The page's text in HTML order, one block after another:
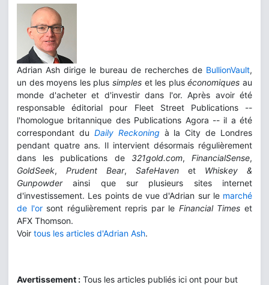
Adrian Ash dirige le bureau de recherches de BullionVault,
un des moyens les plus simples et les pluséconomiquesau
monde d'acheter et d'investir dans l'or. Après avoir été
responsable éditorial pour Fleet Street Publications --
l'homologue britannique des Publications Agora -- il a été
correspondant du Daily Reckoning à la City de Londres
pendant quatre ans. Il intervient désormais régulièrement
dans les publications de 321gold.com,FinancialSense,
GoldSeek, Prudent Bear, SafeHaven et Whiskey &
Gunpowderainsi que sur plusieurs sites internet
d'investissement. Les points de vue d'Adrian sur le marché
de l'orsont régulièrement repris par le Financial Times et
AFX Thomson.
Voir tous les articles d'Adrian Ash.
Avertissement : Tous les articles publiés ici ont pour but